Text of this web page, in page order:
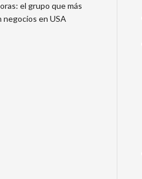
el grupo que más
negocios en USA